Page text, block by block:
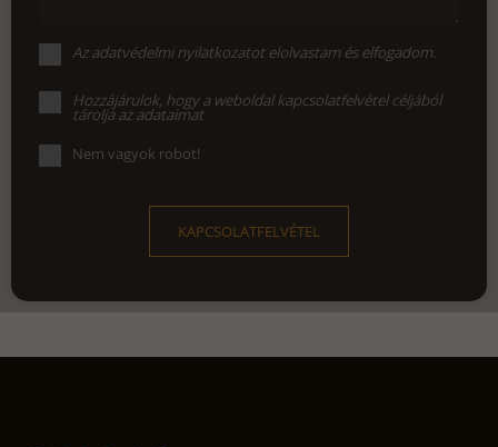
Azadatvédelmi nyilatkozatot elolvastam és elfogadom.
Hozzájárulok, hogy a weboldal kapcsolatfelvétel céljából
tárolja az adataimat
Nem vagyok robot!
KAPCSOLATFELVÉTEL